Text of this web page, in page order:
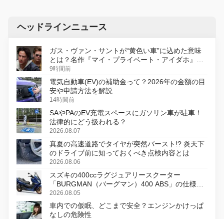
ヘッドラインニュース
ガス・ヴァン・サントが“黄色い車”に込めた意味
とは？名作『マイ・プライベート・アイダホ』が
初のデジタルリマスター版で復活
9時間前
電気自動車(EV)の補助金って？2026年の金額の目
安や申請方法を解説
14時間前
SAやPAのEV充電スペースにガソリン車が駐車！
法律的にどう扱われる？
2026.08.07
真夏の高速道路でタイヤが突然バースト!? 炎天下
のドライブ前に知っておくべき点検内容とは
2026.08.06
スズキの400ccラグジュアリースクーター
「BURGMAN（バーグマン）400 ABS」の仕様を
変更し、8月18日に発売
2026.08.05
車内での仮眠、どこまで安全？エンジンかけっぱ
なしの危険性